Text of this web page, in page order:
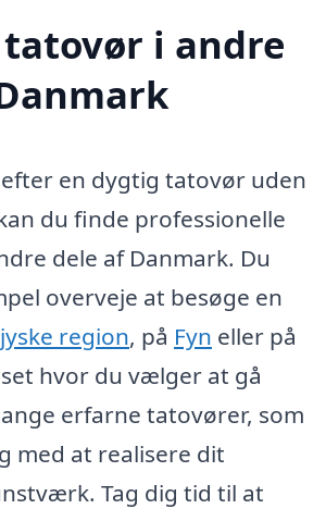
i andre
en dygtig tatovør uden
du finde professionelle
dele af Danmark. Du
overveje at besøge en
region, på Fyn eller på
hvor du vælger at gå
erfarne tatovører, som
med at realisere dit
Tag dig tid til at